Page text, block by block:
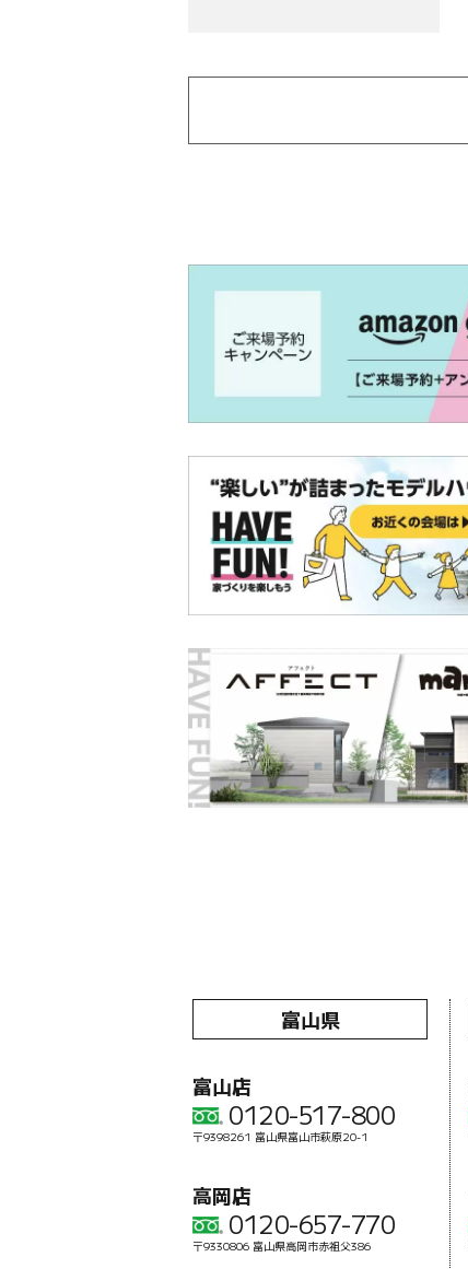
富山県
富山店
0120-517-800
〒9398261 富山県富山市萩原20-1
高岡店
0120-657-770
〒9330806 富山県高岡市赤祖父386